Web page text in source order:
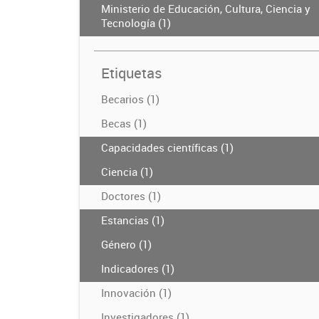
Ministerio de Educación, Cultura, Ciencia y
Tecnología (1)
Etiquetas
Becarios (1)
Becas (1)
Capacidades científicas (1)
Ciencia (1)
Doctores (1)
Estancias (1)
Género (1)
Indicadores (1)
Innovación (1)